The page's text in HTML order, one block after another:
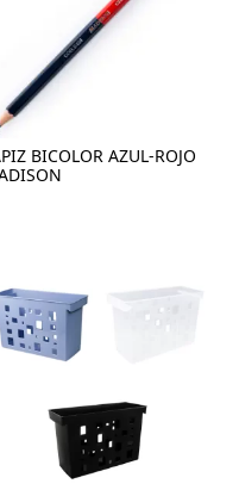
BICOLOR AZUL-ROJO